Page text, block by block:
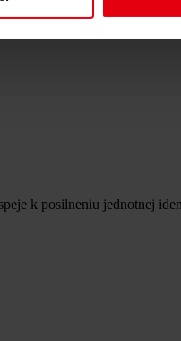
k posilneniu jednotnej